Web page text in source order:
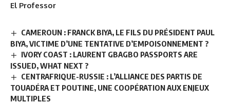
El Professor
CAMEROUN : FRANCK BIYA, LE FILS DU PRÉSIDENT PAUL
BIYA, VICTIME D’UNE TENTATIVE D’EMPOISONNEMENT ?
IVORY COAST : LAURENT GBAGBO PASSPORTS ARE
ISSUED, WHAT NEXT ?
CENTRAFRIQUE-RUSSIE : L’ALLIANCE DES PARTIS DE
TOUADÉRA ET POUTINE, UNE COOPÉRATION AUX ENJEUX
MULTIPLES